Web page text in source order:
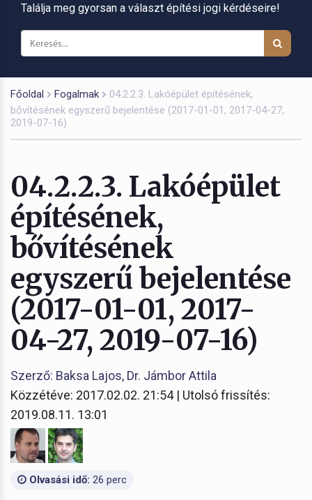
Találja meg gyorsan a választ építési jogi kérdéseire!
Főoldal Fogalmak
04.2.2.3. Lakóépület építésének,
bővítésének egyszerű bejelentése (2017-01-01, 2017-04-27,
2019-07-16)
04.2.2.3. Lakóépület
építésének,
bővítésének
egyszerű bejelentése
(2017-01-01, 2017-
04-27, 2019-07-16)
Szerző: Baksa Lajos, Dr. Jámbor Attila
Közzétéve: 2017.02.02. 21:54 | Utolsó frissítés:
2019.08.11. 13:01
Olvasási idő: 26 perc